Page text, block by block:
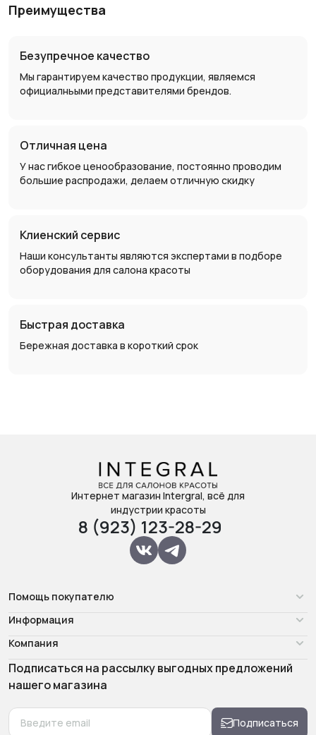
Преимущества
Безупречное качество
Мы гарантируем качество продукции, являемся
официалньыми представителями брендов.
Отличная цена
У нас гибкое ценообразование, постоянно проводим
большие распродажи, делаем отличную скидку
Клиенский сервис
Наши консультанты являются экспертами в подборе
оборудования для салона красоты
Быстрая доставка
Бережная доставка в короткий срок
Интернет магазин Intergral, всё для
индустрии красоты
8 (923) 123-28-29
Помощь покупателю
Информация
Компания
Подписаться на рассылку выгодных предложений
нашего магазина
Подписаться